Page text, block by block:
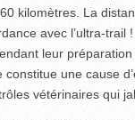
kilomètres. La
avec l’ultra-trail
leur
une cause
vétérinaires qui